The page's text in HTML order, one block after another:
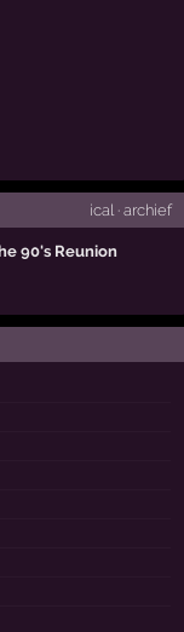
ical· archief
90's Reunion